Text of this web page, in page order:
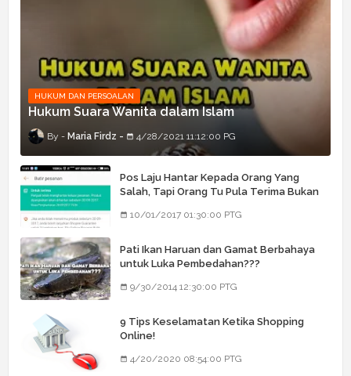
HUKUM DAN PERSOALAN
Hukum Suara Wanita dalam Islam
Maria Firdz 4/28/2021 11:12:00 PG
Pos Laju Hantar Kepada Orang Yang
Salah, Tapi Orang Tu Pula Terima Bukan
10/01/2017 01:30:00 PTG
Pati Ikan Haruan dan Gamat Berbahaya
untuk Luka Pembedahan???
9/30/2014 12:30:00 PTG
9 Tips Keselamatan Ketika Shopping
Online!
4/20/2020 08:54:00 PTG